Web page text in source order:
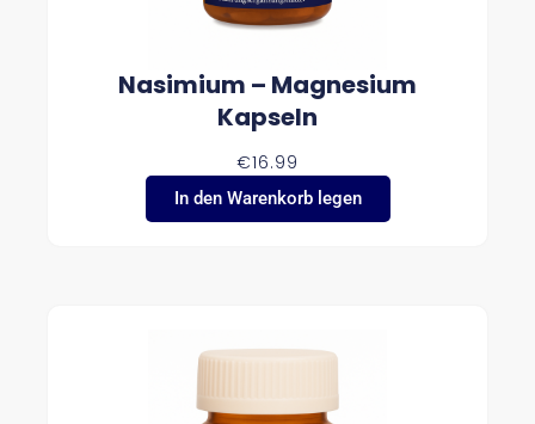
Nasimium – Magnesium
Kapseln
€16.99
In den Warenkorb legen